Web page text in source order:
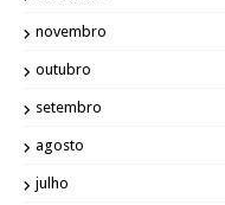
novembro
outubro
setembro
agosto
julho